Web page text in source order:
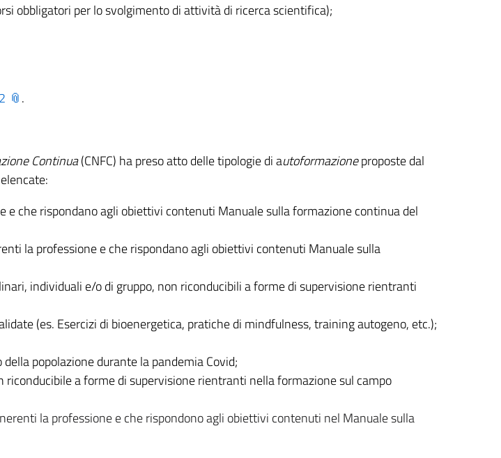
obbligatori per lo svolgimento di attività di ricerca scientifica);
.
Continua(CNFC) ha preso atto delle tipologie di autoformazioneproposte dal
e che rispondano agli obiettivi contenuti Manuale sulla formazione continua del
la professione e che rispondano agli obiettivi contenuti Manuale sulla
individuali e/o di gruppo, non riconducibili a forme di supervisione rientranti
(es. Esercizi di bioenergetica, pratiche di mindfulness, training autogeno, etc.);
popolazione durante la pandemia Covid;
a forme di supervisione rientranti nella formazione sul campo
la professione e che rispondono agli obiettivi contenuti nel Manuale sulla